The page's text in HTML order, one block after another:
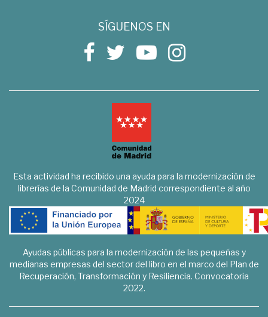
SÍGUENOS EN
Esta actividad ha recibido una ayuda para la modernización de
librerías de la Comunidad de Madrid correspondiente al año
2024
Ayudas públicas para la modernización de las pequeñas y
medianas empresas del sector del libro en el marco del Plan de
Recuperación, Transformación y Resiliencia. Convocatoria
2022.